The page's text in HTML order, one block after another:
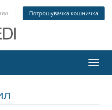
Потрошувачка кошничка